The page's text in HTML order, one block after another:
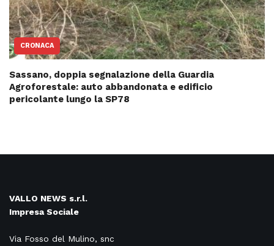
CRONACA
Sassano, doppia segnalazione della Guardia
Agroforestale: auto abbandonata e edificio
pericolante lungo la SP78
VALLO NEWS s.r.l.
Impresa Sociale
Via Fosso del Mulino, snc